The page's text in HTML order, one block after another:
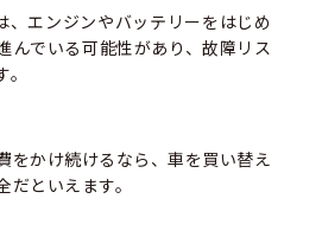
エンジンやバッテリーをはじめ
んでいる可能性があり、故障リス
をかけ続けるなら、車を買い替え
といえます。